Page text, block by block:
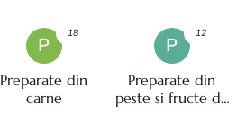
P
Preparate din
carne
18
P
Preparate din
peste si fructe de
12